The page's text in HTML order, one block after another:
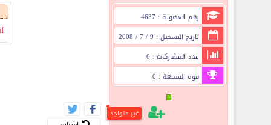
رقم العضوية : 4637
تاريخ التسجيل : 9 / 7 / 2008
عدد المشاركات : 6
قوة السمعة : 0
غير متواجد